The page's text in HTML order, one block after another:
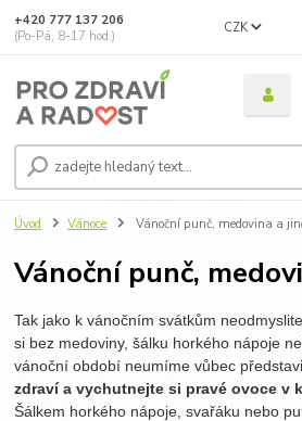
CZK
+420 777 137 206
(Po-Pá, 8-17 hod.)
Úvod Vánoce Vánoční punč, medovina a
Vánoční punč,
Tak jako k vánočním svátkům
si bez medoviny, šálku horkého nápoje
vánoční období neumíme vůbec
zdraví a vychutnejte si pravé ovoce v
Šálkem horkého nápoje, svařáku nebo